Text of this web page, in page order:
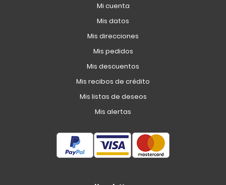
Mi cuenta
Mis datos
Mis direcciones
Mis pedidos
Mis descuentos
Mis recibos de crédito
Mis listas de deseos
Mis alertas